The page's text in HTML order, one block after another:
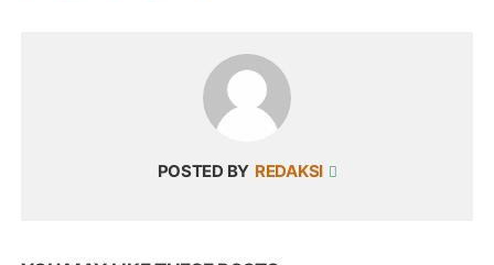
POSTED BY REDAKSI